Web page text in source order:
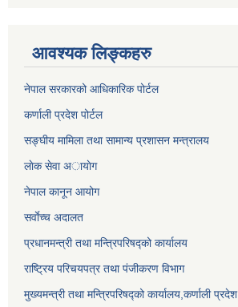
आवश्यक लिङ्कहरु
नेपाल सरकारको आधिकारिक पोर्टल
कर्णाली प्रदेश पोर्टल
सङ्घीय मामिला तथा सामान्य प्रशासन मन्त्रालय
लाेक सेवा अायाेग
नेपाल कानून आयोग
सर्वाेच्च अदालत
प्रधानमन्त्री तथा मन्त्रिपरिषद्को कार्यालय
राष्ट्रिय परिचयपत्र तथा पंजीकरण विभाग
मुख्यमन्त्री तथा मन्त्रिपरिषद्को कार्यालय,कर्णाली प्रदेश